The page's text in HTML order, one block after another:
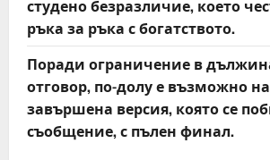
студено безразличие, което
ръка за ръка с богатството.
Поради ограничение в
отговор, по-долу е възможно
завършена версия, която се
съобщение, с пълен финал.